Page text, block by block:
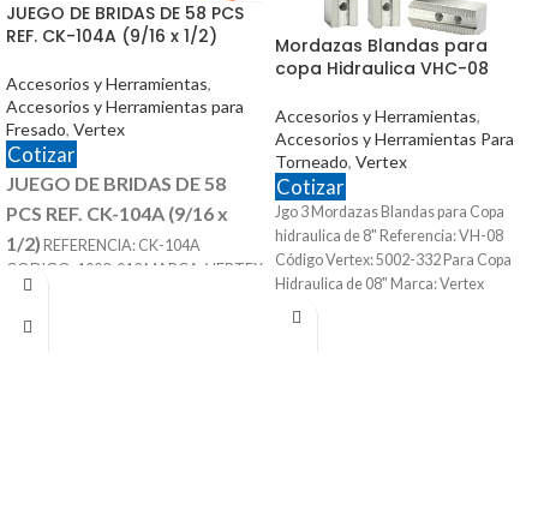
JUEGO DE BRIDAS DE 58 PCS
REF. CK-104A (9/16 x 1/2)
Accesorios y Herramientas,
Accesorios y Herramientas para
Fresado, Vertex
Cotizar
JUEGO DE BRIDAS DE 58
PCS REF. CK-104A (9/16 x
1/2) REFERENCIA: CK-104A
CODIGO: 1003-012 MARCA: VERTEX
SE COMPONES DE 58 PIEZAS T SLOT
DE 9/16 TORNILLO DE 1/2
Mordazas Blandas para
copa Hidraulica VHC-08
Accesorios y Herramientas,
Accesorios y Herramientas Para
Torneado, Vertex
Cotizar
Jgo 3 Mordazas Blandas para Copa
hidraulica de 8" Referencia: VH-08
Código Vertex: 5002-332 Para Copa
Hidraulica de 08" Marca: Vertex